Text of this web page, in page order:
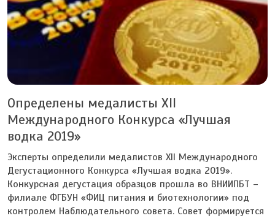
Определены медалисты XII
Международного Конкурса «Лучшая
водка 2019»
Эксперты определили медалистов XII Международного
Дегустационного Конкурса «Лучшая водка 2019».
Конкурсная дегустация образцов прошла во ВНИИПБТ –
филиале ФГБУН «ФИЦ питания и биотехнологии» под
контролем Наблюдательного совета. Совет формируется